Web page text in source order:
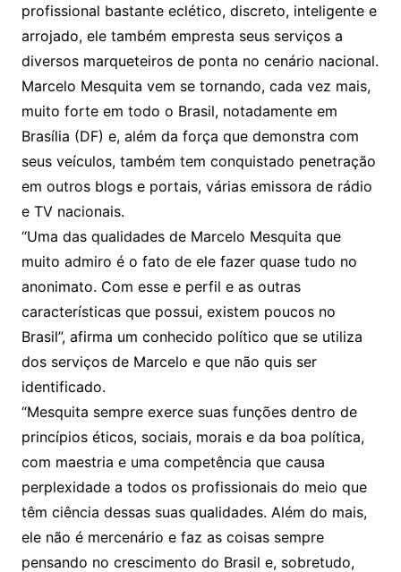
profissional bastante eclético, discreto, inteligente e
arrojado, ele também empresta seus serviços a
diversos marqueteiros de ponta no cenário nacional.
Marcelo Mesquita vem se tornando, cada vez mais,
muito forte em todo o Brasil, notadamente em
Brasília (DF) e, além da força que demonstra com
seus veículos, também tem conquistado penetração
em outros blogs e portais, várias emissora de rádio
e TV nacionais.
“Uma das qualidades de Marcelo Mesquita que
muito admiro é o fato de ele fazer quase tudo no
anonimato. Com esse e perfil e as outras
características que possui, existem poucos no
Brasil”, afirma um conhecido político que se utiliza
dos serviços de Marcelo e que não quis ser
identificado.
“Mesquita sempre exerce suas funções dentro de
princípios éticos, sociais, morais e da boa política,
com maestria e uma competência que causa
perplexidade a todos os profissionais do meio que
têm ciência dessas suas qualidades. Além do mais,
ele não é mercenário e faz as coisas sempre
pensando no crescimento do Brasil e, sobretudo,